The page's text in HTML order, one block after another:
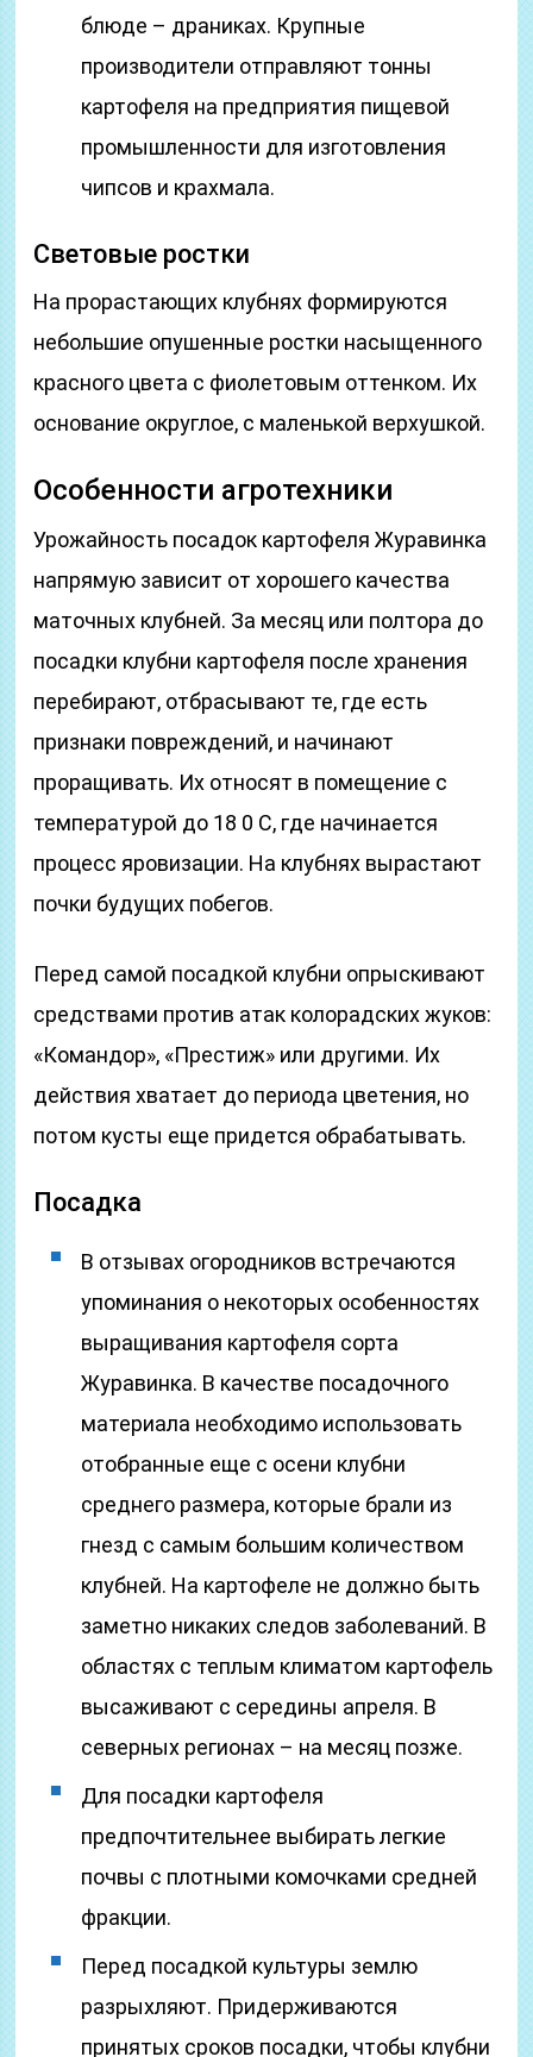
блюде – драниках. Крупные
производители отправляют тонны
картофеля на предприятия пищевой
промышленности для изготовления
чипсов и крахмала.
Световые ростки
На прорастающих клубнях формируются
небольшие опушенные ростки насыщенного
красного цвета с фиолетовым оттенком. Их
основание округлое, с маленькой верхушкой.
Особенности агротехники
Урожайность посадок картофеля Журавинка
напрямую зависит от хорошего качества
маточных клубней. За месяц или полтора до
посадки клубни картофеля после хранения
перебирают, отбрасывают те, где есть
признаки повреждений, и начинают
проращивать. Их относят в помещение с
температурой до 18 0 С, где начинается
процесс яровизации. На клубнях вырастают
почки будущих побегов.
Перед самой посадкой клубни опрыскивают
средствами против атак колорадских жуков:
«Командор», «Престиж» или другими. Их
действия хватает до периода цветения, но
потом кусты еще придется обрабатывать.
Посадка
В отзывах огородников встречаются
упоминания о некоторых особенностях
выращивания картофеля сорта
Журавинка. В качестве посадочного
материала необходимо использовать
отобранные еще с осени клубни
среднего размера, которые брали из
гнезд с самым большим количеством
клубней. На картофеле не должно быть
заметно никаких следов заболеваний. В
областях с теплым климатом картофель
высаживают с середины апреля. В
северных регионах – на месяц позже.
Для посадки картофеля
предпочтительнее выбирать легкие
почвы с плотными комочками средней
фракции.
Перед посадкой культуры землю
разрыхляют. Придерживаются
принятых сроков посадки, чтобы клубни